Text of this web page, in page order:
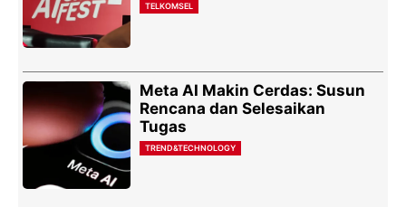
TELKOMSEL
Meta AI Makin Cerdas: Susun
Rencana dan Selesaikan
Tugas
TREND&TECHNOLOGY